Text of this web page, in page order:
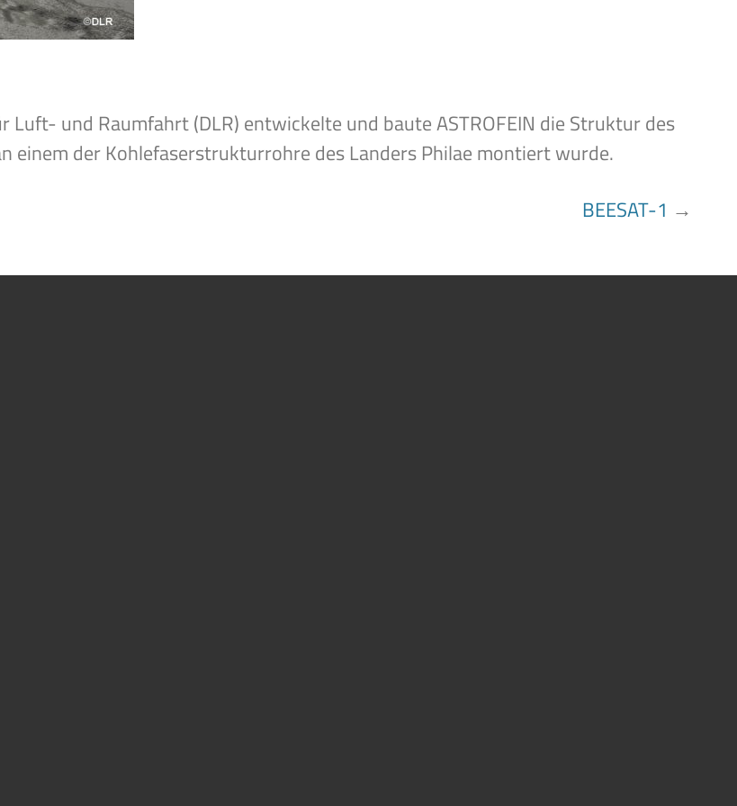
und Raumfahrt (DLR) entwickelte und baute ASTROFEIN die Struktur des
einem der Kohlefaserstrukturrohre des Landers Philae montiert wurde.
BEESAT-1 →